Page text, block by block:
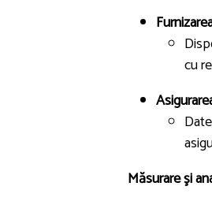
cu
Măsurare şi